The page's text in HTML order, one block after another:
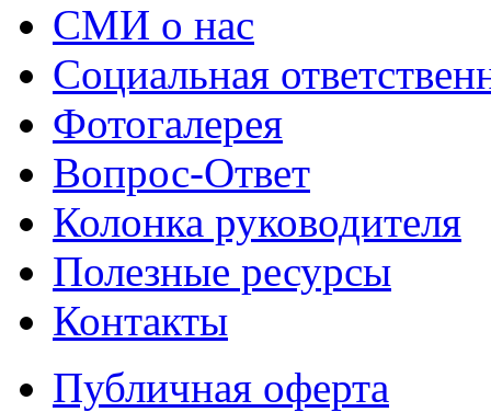
СМИ о нас
Социальная
Фотогалерея
Вопрос-Ответ
Колонка руководителя
Полезные ресурсы
Контакты
Публичная оферта